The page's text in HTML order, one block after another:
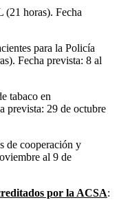
horas). Fecha
para la Policía
Fecha prevista: 8 al
tabaco en
prevista: 29 de octubre
de cooperación y
al 9 de
por la ACSA: